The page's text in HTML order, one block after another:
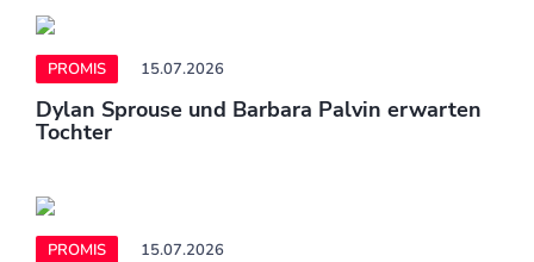
PROMIS 15.07.2026
Dylan Sprouse und Barbara Palvin erwarten
Tochter
PROMIS 15.07.2026